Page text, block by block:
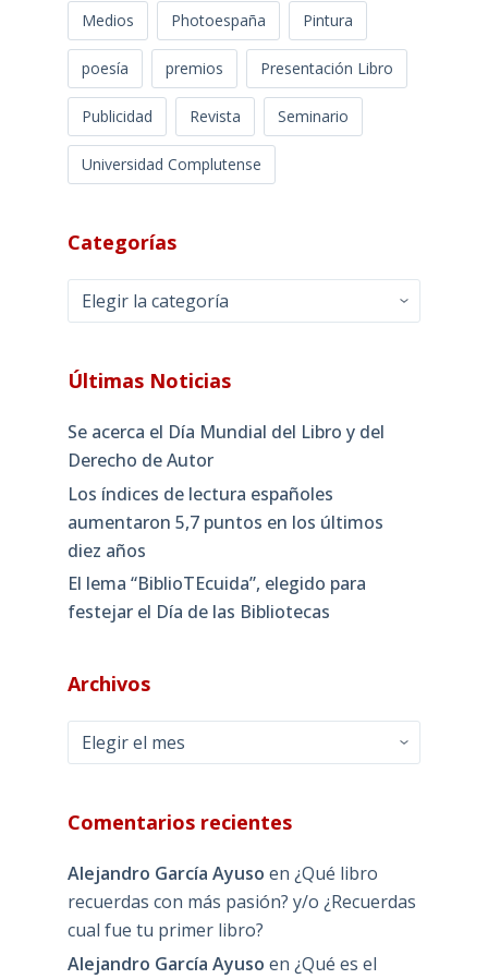
Medios Photoespaña Pintura
poesía premios Presentación Libro
Publicidad Revista Seminario
Universidad Complutense
Categorías
Categorías
Últimas Noticias
Se acerca el Día Mundial del Libro y del
Derecho de Autor
Los índices de lectura españoles
aumentaron 5,7 puntos en los últimos
diez años
El lema “BiblioTEcuida”, elegido para
festejar el Día de las Bibliotecas
Archivos
Archivos
Comentarios recientes
Alejandro García Ayuso en ¿Qué libro
recuerdas con más pasión? y/o ¿Recuerdas
cual fue tu primer libro?
Alejandro García Ayuso en ¿Qué es el